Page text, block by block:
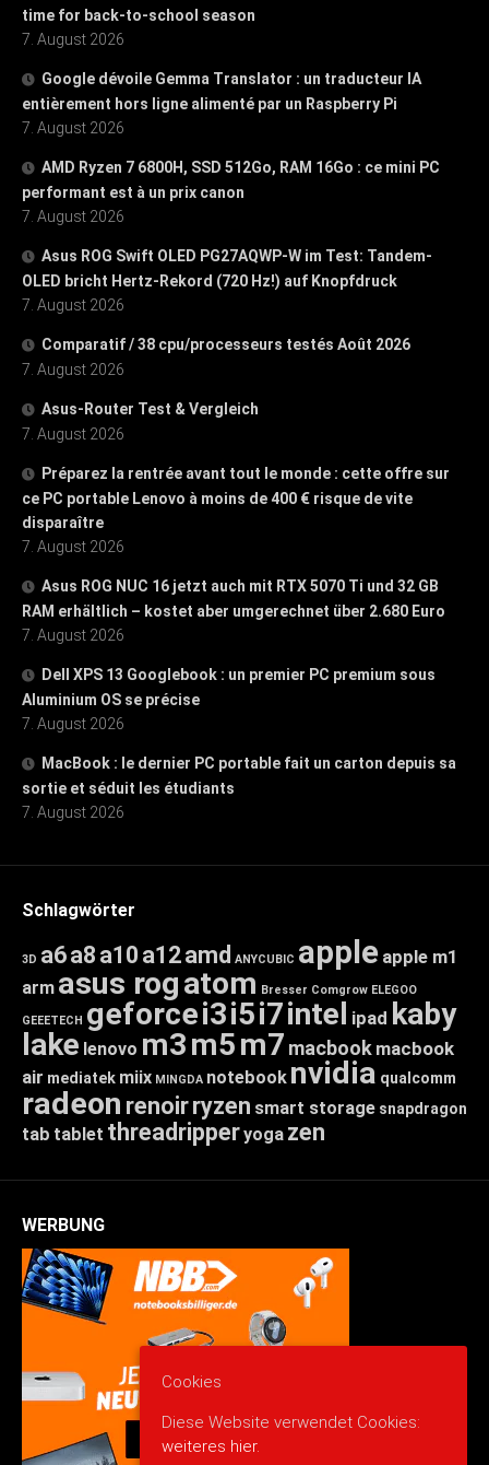
time for back-to-school season
7. August 2026
Google dévoile Gemma Translator : un traducteur IA
entièrement hors ligne alimenté par un Raspberry Pi
7. August 2026
AMD Ryzen 7 6800H, SSD 512Go, RAM 16Go : ce mini PC
performant est à un prix canon
7. August 2026
Asus ROG Swift OLED PG27AQWP-W im Test: Tandem-
OLED bricht Hertz-Rekord (720 Hz!) auf Knopfdruck
7. August 2026
Comparatif / 38 cpu/processeurs testés Août 2026
7. August 2026
Asus-Router Test & Vergleich
7. August 2026
Préparez la rentrée avant tout le monde : cette offre sur
ce PC portable Lenovo à moins de 400 € risque de vite
disparaître
7. August 2026
Asus ROG NUC 16 jetzt auch mit RTX 5070 Ti und 32 GB
RAM erhältlich – kostet aber umgerechnet über 2.680 Euro
7. August 2026
Dell XPS 13 Googlebook : un premier PC premium sous
Aluminium OS se précise
7. August 2026
MacBook : le dernier PC portable fait un carton depuis sa
sortie et séduit les étudiants
7. August 2026
Schlagwörter
3D a6a8 a10 a12amd ANYCUBIC apple apple m1
arm asus rogatom Bresser Comgrow ELEGOO
GEEETECH geforcei3i5i7intel ipad kaby
lake lenovo m3m5m7 macbook macbook
air mediatek miix MINGDA notebook nvidia qualcomm
radeon renoirryzen smart storage snapdragon
tab tablet threadripperyoga zen
WERBUNG
Cookies
Diese Website verwendet Cookies:
weiteres hier.